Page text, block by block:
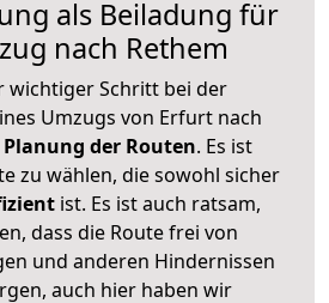
als Beiladung für
nach Rethem
wichtiger Schritt bei der
Umzugs von Erfurt nach
Planung der Routen. Es ist
zu wählen, die sowohl sicher
ist. Es ist auch ratsam,
dass die Route frei von
und anderen Hindernissen
auch hier haben wir